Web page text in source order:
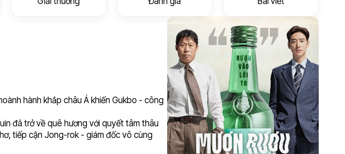
hành khắp châu Á khiến Gukbo - công
đã trở về quê hương với quyết tâm thâu
tiếp cận Jong-rok - giám đốc vô cùng